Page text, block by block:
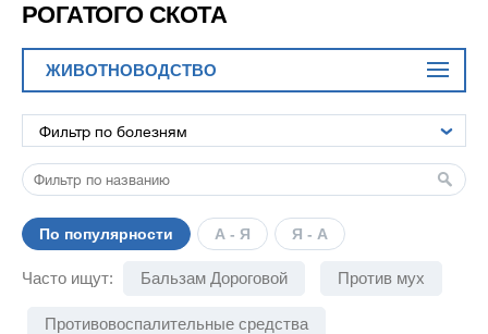
РОГАТОГО СКОТА
ЖИВОТНОВОДСТВО
По популярности А - Я Я - А
Часто ищут: Бальзам Дороговой Против мух
Противовоспалительные средства